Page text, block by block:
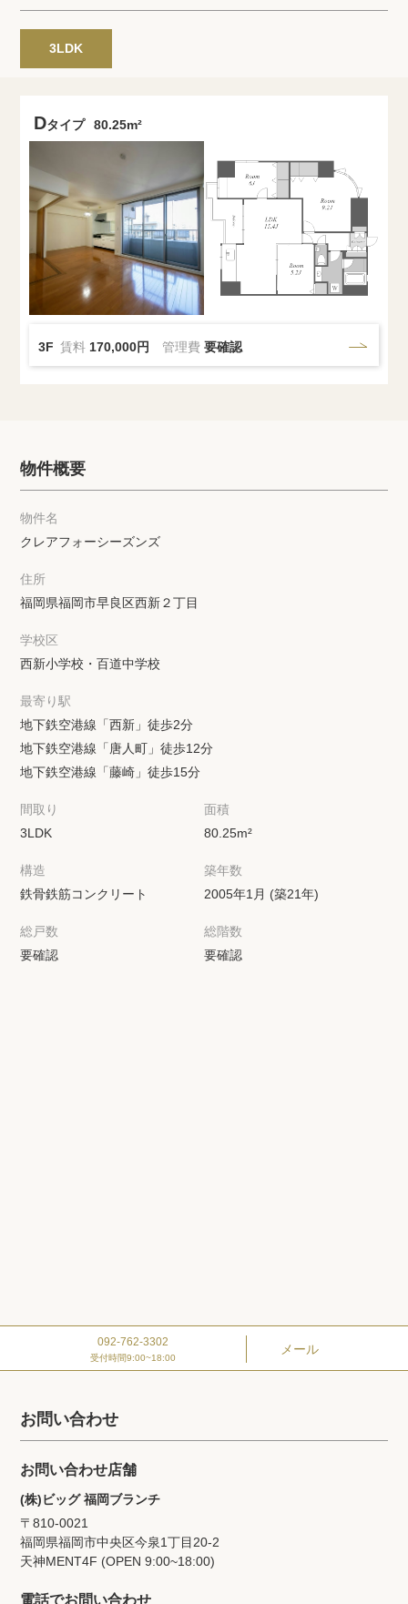
3LDK
Dタイプ 80.25m²
3F 賃料 170,000円 管理費要確認
物件概要
物件名
クレアフォーシーズンズ
住所
福岡県福岡市早良区西新２丁目
学校区
西新小学校・百道中学校
最寄り駅
地下鉄空港線「西新」徒歩2分
地下鉄空港線「唐人町」徒歩12分
地下鉄空港線「藤崎」徒歩15分
間取り
3LDK
面積
80.25m²
構造
鉄骨鉄筋コンクリート
築年数
2005年1月 (築21年)
総戸数
要確認
総階数
要確認
092-762-3302
受付時間9:00~18:00
メール
お問い合わせ
お問い合わせ店舗
(株)ビッグ 福岡ブランチ
〒810-0021
福岡県福岡市中央区今泉1丁目20‐2
天神MENT4F (OPEN 9:00~18:00)
電話でお問い合わせ